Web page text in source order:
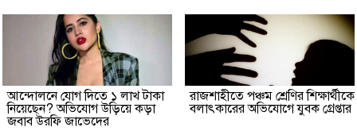
আন্দোলনে যোগ দিতে ১ লাখ টাকা
নিয়েছেন? অভিযোগ উড়িয়ে কড়া
জবাব উরফি জাভেদের
রাজশাহীতে পঞ্চম শ্রেণির শিক্ষার্থীকে
বলাৎকারের অভিযোগে যুবক গ্রেপ্তার